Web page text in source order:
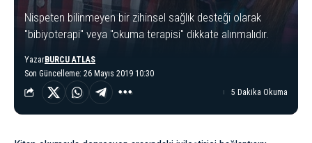
Nispeten bilinmeyen bir zihinsel sağlık desteği olarak
"bibiyoterapi" veya "okuma terapisi" dikkate alınmalıdır.
Son Güncelleme: 26 Mayıs 2019 10:30
YazarBURCU ATLAS
5 Dakika Okuma